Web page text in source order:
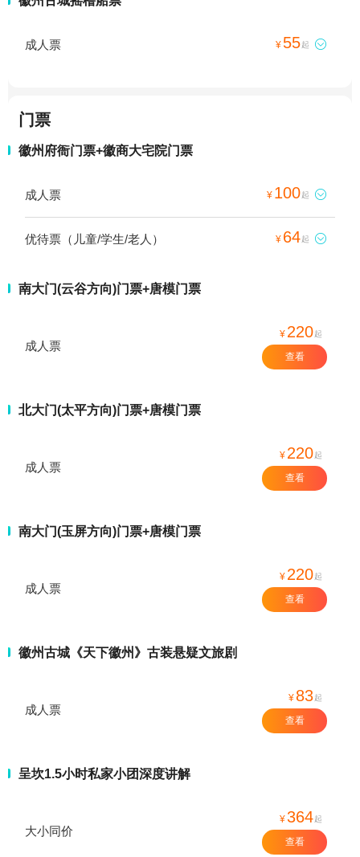
成人票 ¥ 55起 
门票
徽州府衙门票+徽商大宅院门票
成人票 ¥ 100起 
优待票（儿童/学生/老人） ¥ 64起 
南大门(云谷方向)门票+唐模门票
成人票
¥ 220起
查看
北大门(太平方向)门票+唐模门票
成人票
¥ 220起
查看
南大门(玉屏方向)门票+唐模门票
成人票
¥ 220起
查看
徽州古城《天下徽州》古装悬疑文旅剧
成人票
¥ 83起
查看
呈坎1.5小时私家小团深度讲解
大小同价
¥364起
查看